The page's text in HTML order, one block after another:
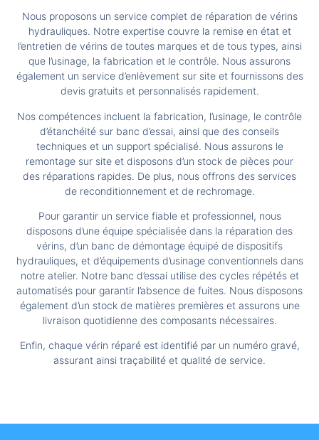
Nous proposons un service complet de réparation de vérins
hydrauliques. Notre expertise couvre la remise en état et
l’entretien de vérins de toutes marques et de tous types, ainsi
que l’usinage, la fabrication et le contrôle. Nous assurons
également un service d’enlèvement sur site et fournissons des
devis gratuits et personnalisés rapidement.
Nos compétences incluent la fabrication, l’usinage, le contrôle
d’étanchéité sur banc d’essai, ainsi que des conseils
techniques et un support spécialisé. Nous assurons le
remontage sur site et disposons d’un stock de pièces pour
des réparations rapides. De plus, nous offrons des services
de reconditionnement et de rechromage.
Pour garantir un service fiable et professionnel, nous
disposons d’une équipe spécialisée dans la réparation des
vérins, d’un banc de démontage équipé de dispositifs
hydrauliques, et d’équipements d’usinage conventionnels dans
notre atelier. Notre banc d’essai utilise des cycles répétés et
automatisés pour garantir l’absence de fuites. Nous disposons
également d’un stock de matières premières et assurons une
livraison quotidienne des composants nécessaires.
Enfin, chaque vérin réparé est identifié par un numéro gravé,
assurant ainsi traçabilité et qualité de service.